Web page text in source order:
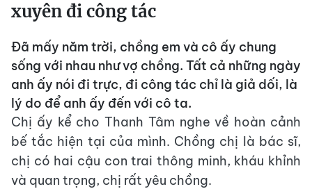
xuyên đi công tác
Đã mấy năm trời, chồng em và cô ấy chung
sống với nhau như vợ chồng. Tất cả những ngày
anh ấy nói đi trực, đi công tác chỉ là giả dối, là
lý do để anh ấy đến với cô ta.
Chị ấy kể cho Thanh Tâm nghe về hoàn cảnh
bế tắc hiện tại của mình. Chồng chị là bác sĩ,
chị có hai cậu con trai thông minh, kháu khỉnh
và quan trọng, chị rất yêu chồng.